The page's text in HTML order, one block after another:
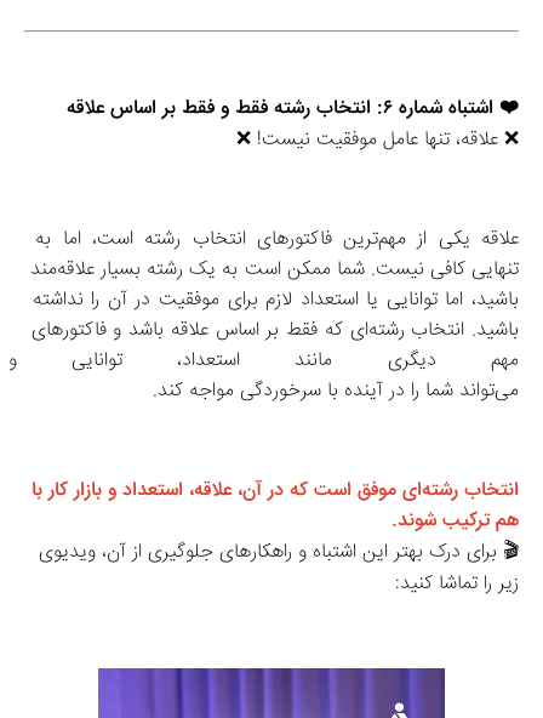
❤️ اشتباه شماره ۶: انتخاب رشته فقط و فقط بر اساس علاقه
❌ علاقه، تنها عامل موفقیت نیست! ❌
علاقه یکی از مهم‌ترین فاکتورهای انتخاب رشته است، اما به
تنهایی کافی نیست. شما ممکن است به یک رشته بسیار علاقه‌مند
باشید، اما توانایی یا استعداد لازم برای موفقیت در آن را نداشته
باشید. انتخاب رشته‌ای که فقط بر اساس علاقه باشد و فاکتورهای
مهم دیگری مانند استعداد، توانایی
می‌تواند شما را در آینده با سرخوردگی مواجه کند.
انتخاب رشته‌ای موفق است که در آن، علاقه، استعداد و بازار کار با
هم ترکیب شوند.
🎬 برای درک بهتر این اشتباه و راهکارهای جلوگیری از آن، ویدیوی
زیر را تماشا کنید: